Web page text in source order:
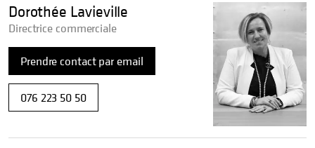
Dorothée Lavieville
Directrice commerciale
Prendre contact par email
076 223 50 50